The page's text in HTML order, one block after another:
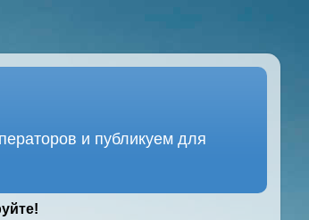
и публикуем для